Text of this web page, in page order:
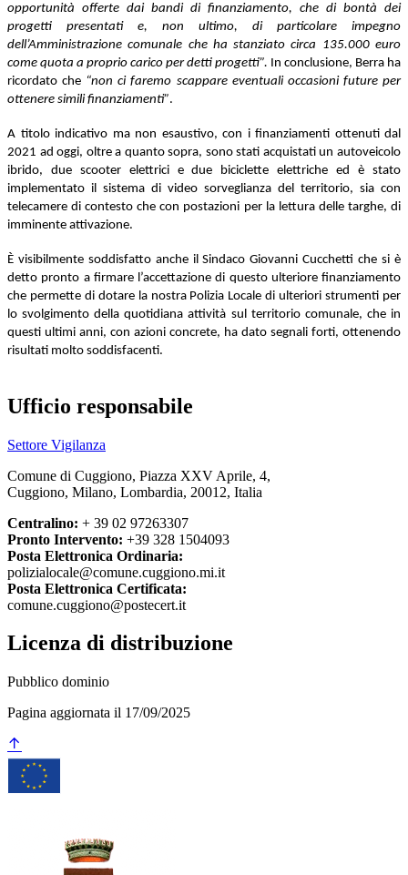
opportunità offerte dai bandi di finanziamento, che di bontà dei
progetti presentati e, non ultimo, di particolare impegno
dell’Amministrazione comunale che ha stanziato circa 135.000 euro
come quota a proprio carico per detti progetti”. In conclusione, Berra ha
ricordato che “non ci faremo scappare eventuali occasioni future per
ottenere simili finanziamenti”.
A titolo indicativo ma non esaustivo, con i finanziamenti ottenuti dal
2021 ad oggi, oltre a quanto sopra, sono stati acquistati un autoveicolo
ibrido, due scooter elettrici e due biciclette elettriche ed è stato
implementato il sistema di video sorveglianza del territorio, sia con
telecamere di contesto che con postazioni per la lettura delle targhe, di
imminente attivazione.
È visibilmente soddisfatto anche il Sindaco Giovanni Cucchetti che si è
detto pronto a firmare l’accettazione di questo ulteriore finanziamento
che permette di dotare la nostra Polizia Locale di ulteriori strumenti per
lo svolgimento della quotidiana attività sul territorio comunale, che in
questi ultimi anni, con azioni concrete, ha dato segnali forti, ottenendo
risultati molto soddisfacenti.
Ufficio responsabile
Settore Vigilanza
Comune di Cuggiono, Piazza XXV Aprile, 4,
Cuggiono, Milano, Lombardia, 20012, Italia
Centralino: + 39 02 97263307
Pronto Intervento: +39 328 1504093
Posta Elettronica Ordinaria:
polizialocale@comune.cuggiono.mi.it
Posta Elettronica Certificata:
comune.cuggiono@postecert.it
Licenza di distribuzione
Pubblico dominio
Pagina aggiornata il 17/09/2025